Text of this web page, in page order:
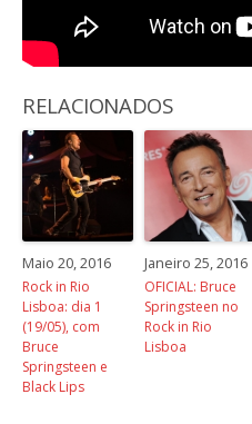
RELACIONADOS
Maio 20, 2016
Rock in Rio
Lisboa: dia 1
(19/05), com
Bruce
Springsteen e
Black Lips
Janeiro 25, 2016
OFICIAL: Bruce
Springsteen no
Rock in Rio
Lisboa